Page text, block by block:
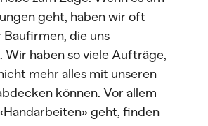
geht, haben wir oft
die uns
Wir haben so viele Aufträge,
mehr alles mit unseren
können. Vor allem
geht, finden